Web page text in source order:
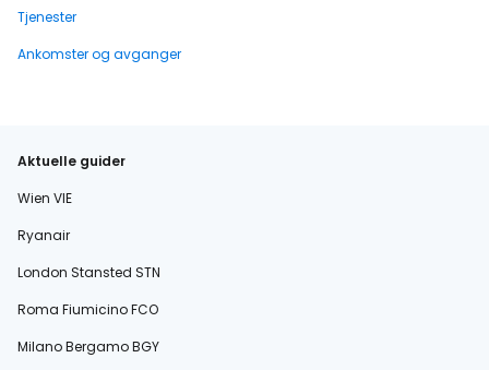
Tjenester
Ankomster og avganger
Aktuelle guider
Wien VIE
Ryanair
London Stansted STN
Roma Fiumicino FCO
Milano Bergamo BGY